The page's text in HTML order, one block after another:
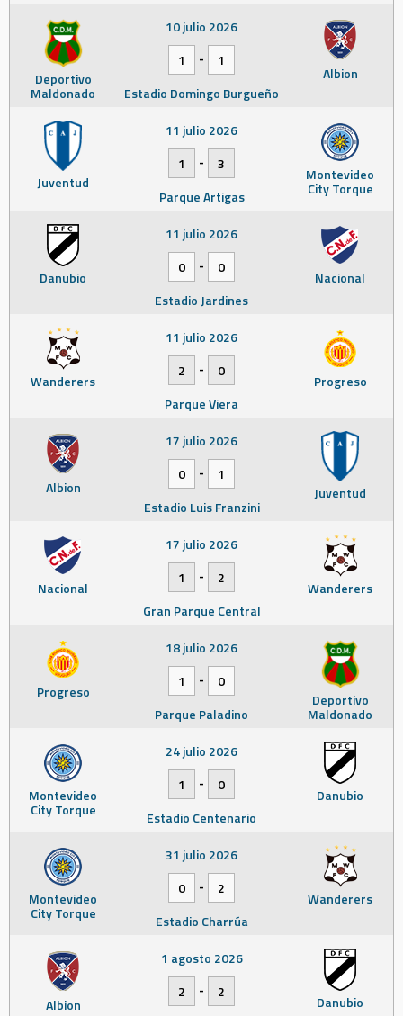
Deportivo
Maldonado
Albion
10 julio 2026
1
-
1
Estadio Domingo Burgueño
Juventud Montevideo
City Torque
11 julio 2026
1
-
3
Parque Artigas
Danubio Nacional
11 julio 2026
0
-
0
Estadio Jardines
Wanderers Progreso
11 julio 2026
2
-
0
Parque Viera
Albion Juventud
17 julio 2026
0
-
1
Estadio Luis Franzini
Nacional Wanderers
17 julio 2026
1
-
2
Gran Parque Central
Progreso Deportivo
Maldonado
18 julio 2026
1
-
0
Parque Paladino
Montevideo
City Torque
Danubio
24 julio 2026
1
-
0
Estadio Centenario
Montevideo
City Torque
Wanderers
31 julio 2026
0
-
2
Estadio Charrúa
Albion Danubio
1 agosto 2026
2
-
2